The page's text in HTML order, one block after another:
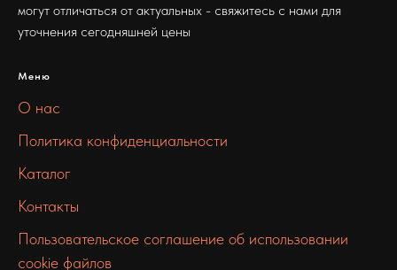
могут отличаться от актуальных - свяжитесь с нами для
уточнения сегодняшней цены
Меню
О нас
Политика конфиденциальности
Каталог
Контакты
Пользовательское соглашение об использовании
cookie файлов